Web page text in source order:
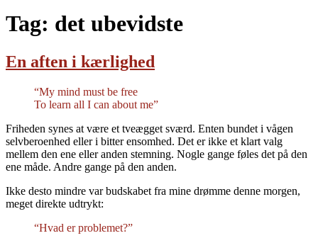
Tag: det ubevidste
En aften i kærlighed
“My mind must be free
To learn all I can about me”
Friheden synes at være et tveægget sværd. Enten bundet i vågen
selvberoenhed eller i bitter ensomhed. Det er ikke et klart valg
mellem den ene eller anden stemning. Nogle gange føles det på den
ene måde. Andre gange på den anden.
Ikke desto mindre var budskabet fra mine drømme denne morgen,
meget direkte udtrykt:
“Hvad er problemet?”